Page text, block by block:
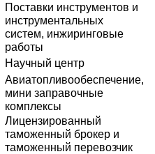
Поставки инструментов и
инструментальных
систем, инжиринговые
работы
Научный центр
Авиатопливообеспечение,
мини заправочные
комплексы
Лицензированный
таможенный брокер и
таможенный перевозчик